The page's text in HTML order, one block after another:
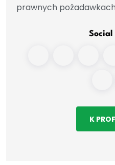
prawnych
K